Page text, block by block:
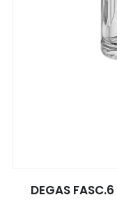
DEGAS FASC.6